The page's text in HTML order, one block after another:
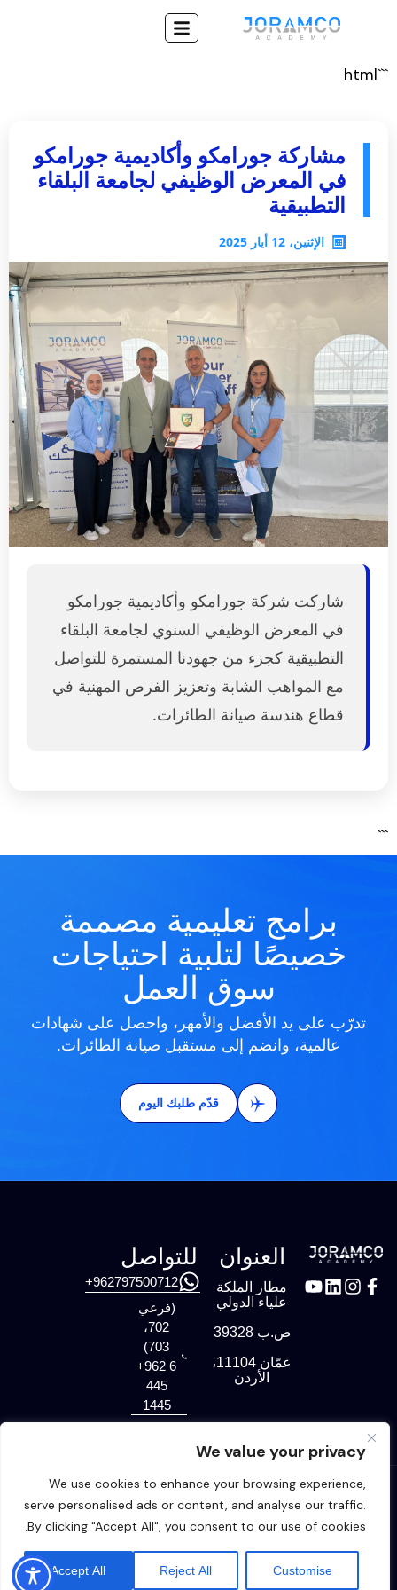
We value your privacy
We use cookies to enhance your browsing experience,
serve personalised ads or content, and analyse our traffic.
By clicking "Accept All", you consent to our use of cookies.
Customise
Reject All
Accept All
```html
مشاركة جورامكو وأكاديمية جورامكو
في المعرض الوظيفي لجامعة البلقاء
التطبيقية
الإثنين، 12 أيار 2025
شاركت شركة جورامكو وأكاديمية جورامكو
في المعرض الوظيفي السنوي لجامعة البلقاء
التطبيقية كجزء من جهودنا المستمرة للتواصل
مع المواهب الشابة وتعزيز الفرص المهنية في
قطاع هندسة صيانة الطائرات.
```
برامج تعليمية مصممة
خصيصًا لتلبية احتياجات
سوق العمل
تدرّب على يد الأفضل والأمهر، واحصل على شهادات
عالمية، وانضم إلى مستقبل صيانة الطائرات.
قدّم طلبك اليوم
العنوان
مطار الملكة
علياء الدولي
ص.ب 39328
عمّان 11104،
الأردن
للتواصل
962797500712+
(فرعي
702،
703)
‎+962 6
445
1445
© 2026 | أكاديمية جورامكو تم التطوير بواسطة Creativology
الشائعة
والأحكام
الخصوصية
سياسة ملفات تعريف
الارتباط
إخلاء
المسؤولية